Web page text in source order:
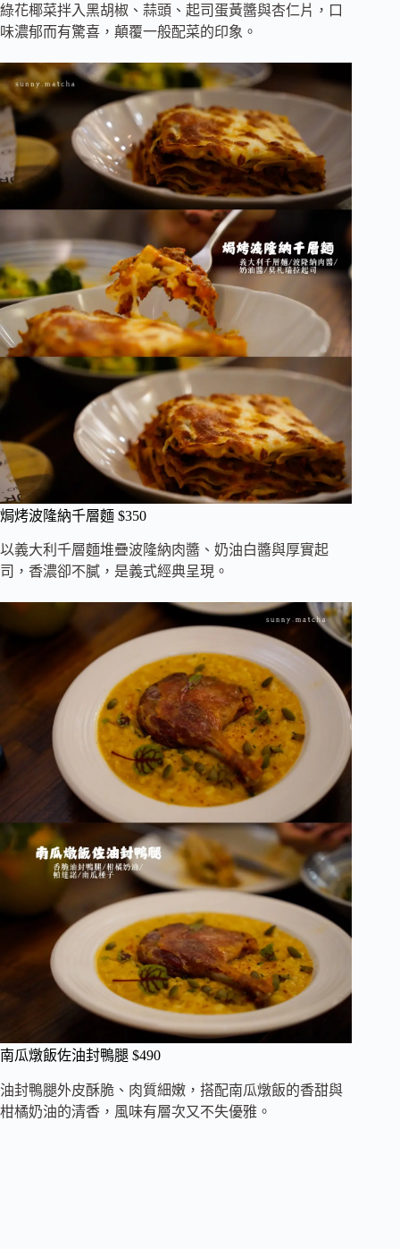
綠花椰菜拌入黑胡椒、蒜頭、起司蛋黃醬與杏仁片，口
味濃郁而有驚喜，顛覆一般配菜的印象。
焗烤波隆納千層麵 $350
以義大利千層麵堆疊波隆納肉醬、奶油白醬與厚實起
司，香濃卻不膩，是義式經典呈現。
南瓜燉飯佐油封鴨腿 $490
油封鴨腿外皮酥脆、肉質細嫩，搭配南瓜燉飯的香甜與
柑橘奶油的清香，風味有層次又不失優雅。